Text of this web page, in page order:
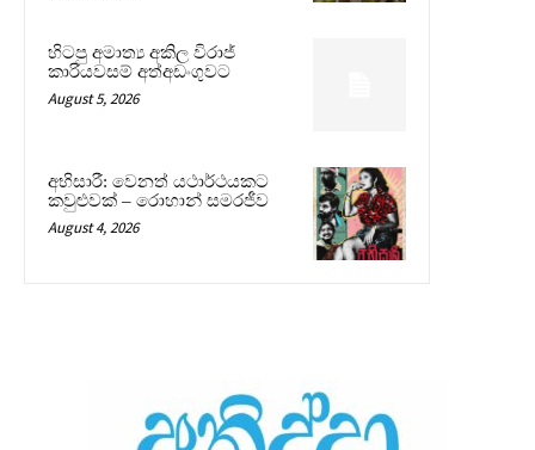
හිටපු අමාත්‍ය අකිල විරාජ්
කාරියවසම් අත්අඩංගුවට
August 5, 2026
අභිසාරී: වෙනත් යථාර්ථයකට
කවුළුවක් – රොහාන් සමරජීව
August 4, 2026